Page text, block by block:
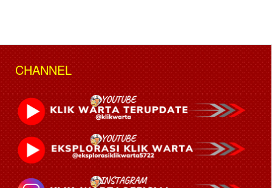
CHANNEL